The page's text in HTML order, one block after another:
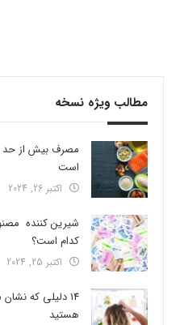
مطالب ویژه نسخه
است
اکتبر 26, 2024
شیرین کننده
کدام است؟
اکتبر 25, 2024
14 دلیلی که
هستید